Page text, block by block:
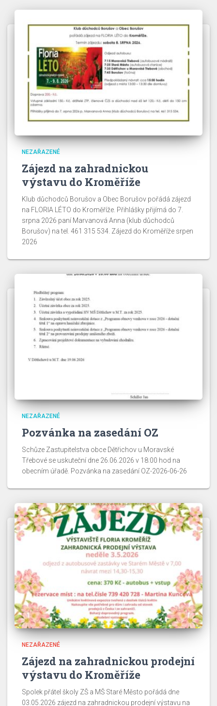
NEZAŘAZENÉ
Zájezd na zahradnickou
výstavu do Kroměříže
Klub důchodců Borušov a Obec Borušov pořádá zájezd
na FLORIA LÉTO do Kroměříže. Přihlášky přijímá do 7.
srpna 2026 paní Marvanová Anna (klub důchodců
Borušov) na tel. 461 315 534. Zájezd do Kroměříže srpen
2026
NEZAŘAZENÉ
Pozvánka na zasedání OZ
Schůze Zastupitelstva obce Dětřichov u Moravské
Třebové se uskuteční dne 26.06.2026 v 18:00 hod na
obecním úřadě. Pozvánka na zasedání OZ-2026-06-26
NEZAŘAZENÉ
Zájezd na zahradnickou prodejní
výstavu do Kroměříže
Spolek přátel školy ZŠ a MŠ Staré Město pořádá dne
03.05.2026 zájezd na zahradnickou prodejní výstavu na